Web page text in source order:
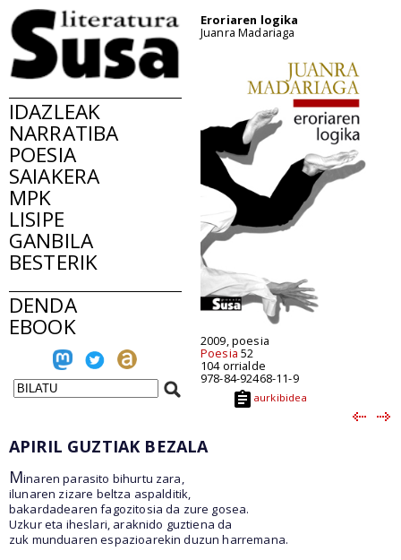
IDAZLEAK
NARRATIBA
POESIA
SAIAKERA
MPK
LISIPE
GANBILA
BESTERIK
DENDA
EBOOK
Eroriaren logika
Juanra Madariaga
2009, poesia
Poesia 52
104 orrialde
978-84-92468-11-9
aurkibidea
APIRIL GUZTIAK BEZALA
Minaren parasito bihurtu zara,
ilunaren zizare beltza aspalditik,
bakardadearen fagozitosia da zure gosea.
Uzkur eta iheslari, araknido guztiena da
zuk munduaren espazioarekin duzun harremana.